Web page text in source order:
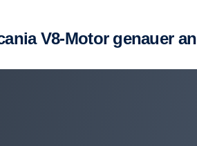
V8-Motor genauer an